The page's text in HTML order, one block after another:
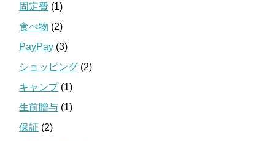
固定費 (1)
食べ物 (2)
PayPay (3)
ショッピング (2)
キャンプ(1)
生前贈与 (1)
保証 (2)